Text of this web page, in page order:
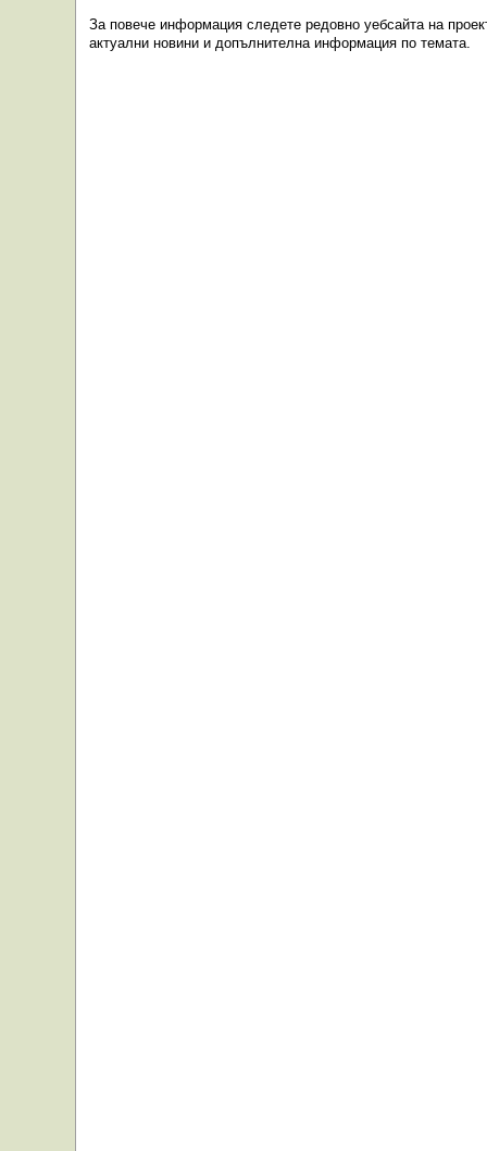
За повече информация следете редовно уебсайта на
актуални новини и допълнителна информация по темата.